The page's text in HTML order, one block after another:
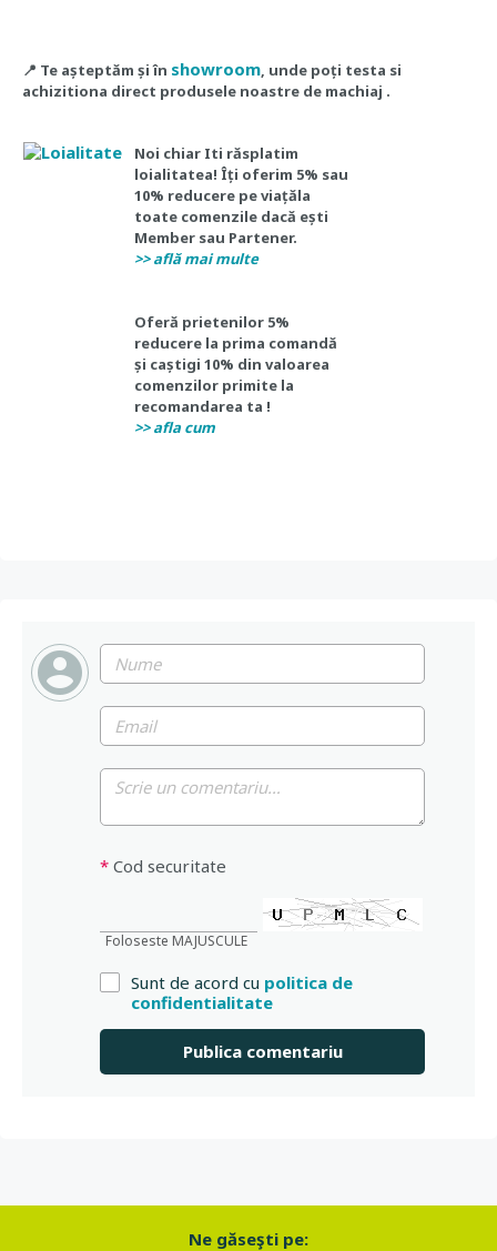
📍 Te așteptăm și în showroom, unde poți testa si
achizitiona direct produsele noastre de machiaj .
Noi chiar Iti răsplatim
loialitatea! Îți oferim 5% sau
10% reducere pe viațăla
toate comenzile dacă ești
Member sau Partener.
>> află mai multe
Oferă prietenilor 5%
reducere la prima comandă
și caștigi 10% din valoarea
comenzilor primite la
recomandarea ta !
>> afla cum
* Cod securitate
Foloseste MAJUSCULE
Sunt de acord cu politica de
confidentialitate
Ne găseşti pe: